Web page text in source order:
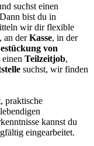
suchst einen
bist du in
wir dir flexible
, an derKasse, in der
von
einen Teilzeitjob,
suchst, wir finden
praktische
kannst du
eingearbeitet.